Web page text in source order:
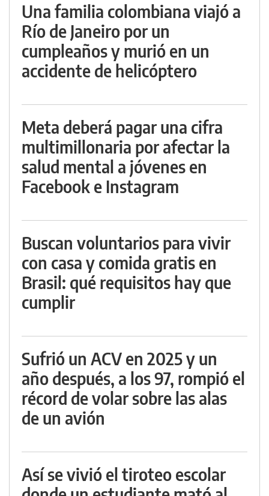
Una familia colombiana viajó a
Río de Janeiro por un
cumpleaños y murió en un
accidente de helicóptero
Meta deberá pagar una cifra
multimillonaria por afectar la
salud mental a jóvenes en
Facebook e Instagram
Buscan voluntarios para vivir
con casa y comida gratis en
Brasil: qué requisitos hay que
cumplir
Sufrió un ACV en 2025 y un
año después, a los 97, rompió el
récord de volar sobre las alas
de un avión
Así se vivió el tiroteo escolar